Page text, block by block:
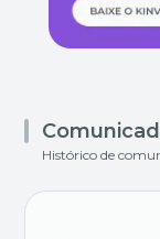
Histórico de